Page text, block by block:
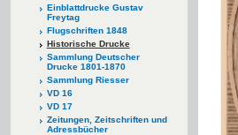
Einblattdrucke Gustav
Freytag
Flugschriften 1848
Historische Drucke
Sammlung Deutscher
Drucke 1801-1870
Sammlung Riesser
VD 16
VD 17
Zeitungen, Zeitschriften und
Adressbücher